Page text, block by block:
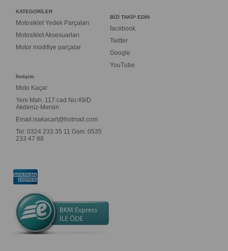
KATEGORİLER
Motosiklet Yedek Parçaları
Motosiklet Aksesuarları
Motor modifiye parçalar
BİZİ TAKİP EDİN
facebook.
Twitter
Google
YouTube
İletişim
Moto Kaçar
Yeni Mah. 117.cad No:49/D
Akdeniz-Mersin
Email:isakacart@hotmail.com
Tel: 0324 233 35 11 Gsm: 0535
233 47 88